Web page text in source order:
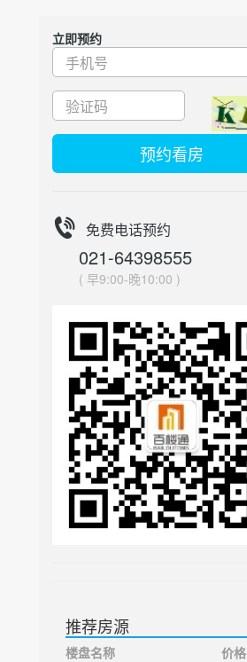
立即预约
预约看房
免费电话预约
021-64398555
( 早9:00-晚10:00 )
推荐房源
楼盘名称
价格